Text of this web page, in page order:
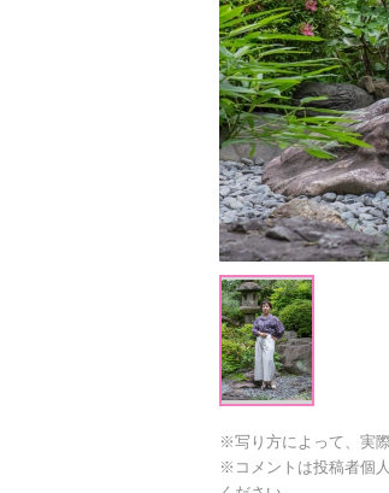
※写り方によって、実
※コメントは投稿者個